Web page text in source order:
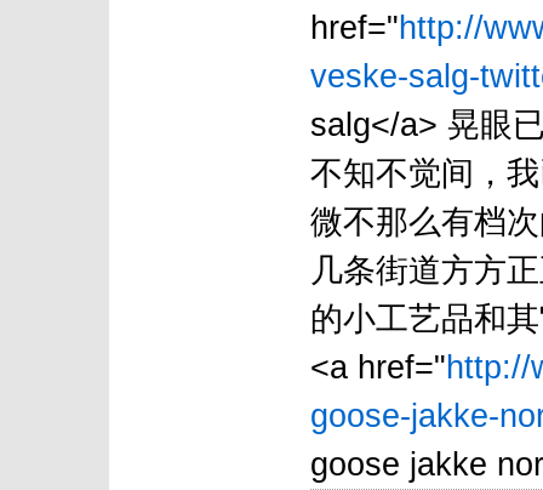
href="http://
veske-salg-
salg</a> 晃眼
不知不觉间，
微不那么有档
几条街道方方
的小工艺品和
<a href="http://
goose-jakke-
goose jakke